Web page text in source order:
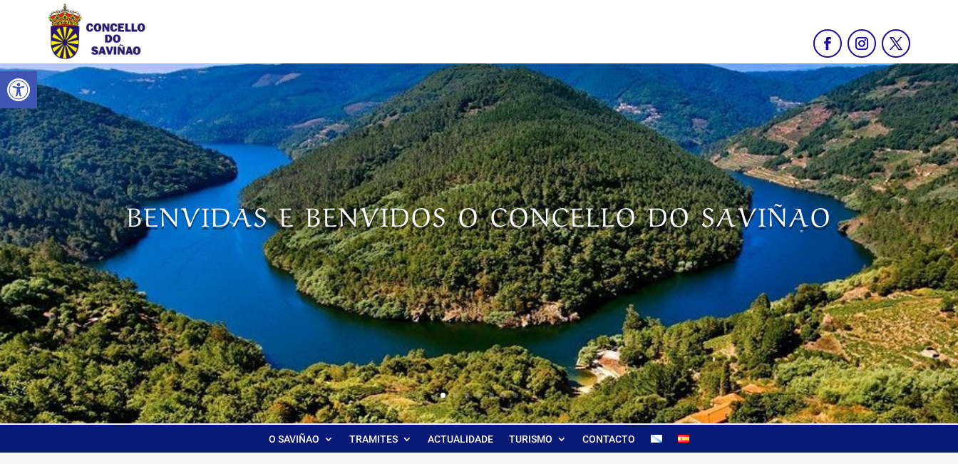
Abrir barra de ferramentas
BENVIDAS E BENVIDOS O CONCELLO DO SAVIÑAO
O SAVIÑAO TRAMITES ACTUALIDADE TURISMO CONTACTO